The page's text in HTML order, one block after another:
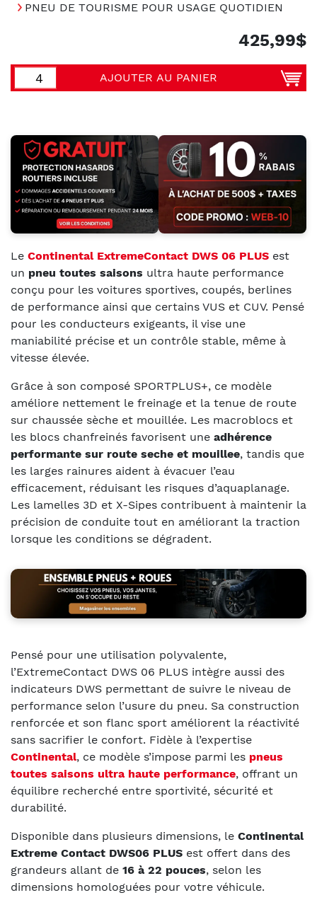
PNEU DE TOURISME POUR USAGE QUOTIDIEN
425,99$
AJOUTER AU PANIER
Le Continental ExtremeContact DWS 06 PLUS est
un pneu toutes saisons ultra haute performance
conçu pour les voitures sportives, coupés, berlines
de performance ainsi que certains VUS et CUV. Pensé
pour les conducteurs exigeants, il vise une
maniabilité précise et un contrôle stable, même à
vitesse élevée.
Grâce à son composé SPORTPLUS+, ce modèle
améliore nettement le freinage et la tenue de route
sur chaussée sèche et mouillée. Les macroblocs et
les blocs chanfreinés favorisent une adhérence
performante sur route seche et mouillee, tandis que
les larges rainures aident à évacuer l’eau
efficacement, réduisant les risques d’aquaplanage.
Les lamelles 3D et X-Sipes contribuent à maintenir la
précision de conduite tout en améliorant la traction
lorsque les conditions se dégradent.
Pensé pour une utilisation polyvalente,
l’ExtremeContact DWS 06 PLUS intègre aussi des
indicateurs DWS permettant de suivre le niveau de
performance selon l’usure du pneu. Sa construction
renforcée et son flanc sport améliorent la réactivité
sans sacrifier le confort. Fidèle à l’expertise
Continental, ce modèle s’impose parmi les pneus
toutes saisons ultra haute performance, offrant un
équilibre recherché entre sportivité, sécurité et
durabilité.
Disponible dans plusieurs dimensions, le Continental
Extreme Contact DWS06 PLUS est offert dans des
grandeurs allant de 16 à 22 pouces, selon les
dimensions homologuées pour votre véhicule.